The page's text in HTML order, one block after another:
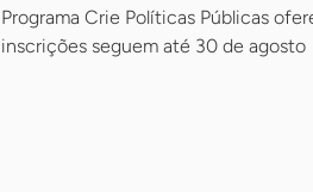
Programa Crie Políticas Públicas
inscrições seguem até 30 de agosto